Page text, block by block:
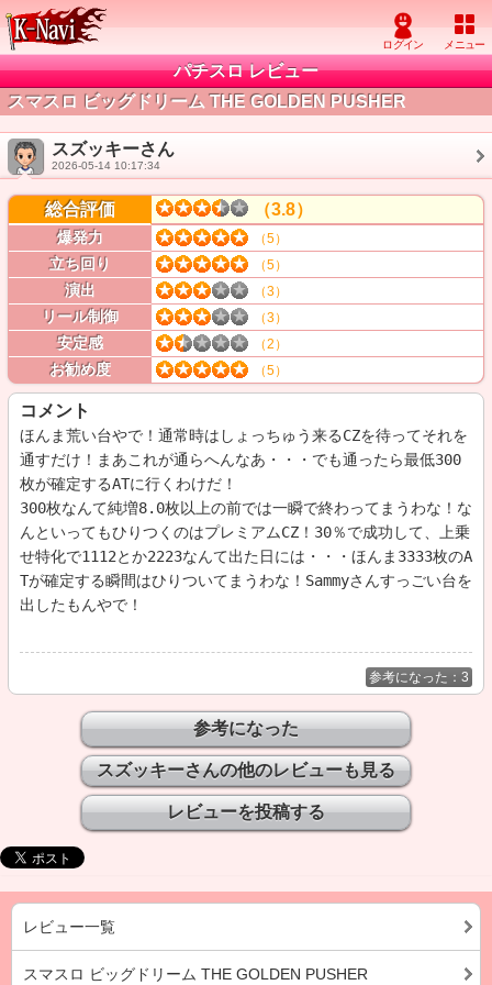
パチスロ レビュー
スマスロ ビッグドリーム THE GOLDEN PUSHER
スズッキーさん
2026-05-14 10:17:34
総合評価 （3.8）
爆発力 （5）
立ち回り （5）
演出 （3）
リール制御 （3）
安定感 （2）
お勧め度 （5）
コメント
ほんま荒い台やで！通常時はしょっちゅう来るCZを待ってそれを
通すだけ！まあこれが通らへんなあ・・・でも通ったら最低300
枚が確定するATに行くわけだ！
300枚なんて純増8.0枚以上の前では一瞬で終わってまうわな！な
んといってもひりつくのはプレミアムCZ！30％で成功して、上乗
せ特化で1112とか2223なんて出た日には・・・ほんま3333枚のA
Tが確定する瞬間はひりついてまうわな！Sammyさんすっごい台を
出したもんやで！
参考になった：3
スズッキーさんの他のレビューも見る
レビュー一覧
スマスロ ビッグドリーム THE GOLDEN PUSHER